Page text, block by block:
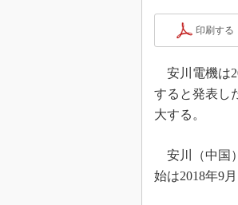
印刷する
安川電機は
すると発表し
大する。
安川（中国
始は2018年9